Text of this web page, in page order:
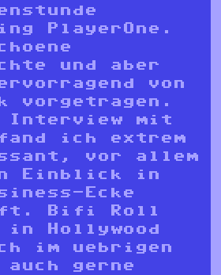
PlayerOne.
und aber
von
vorgetragen.
Interview mit
ich extrem
vor allem
Einblick in
Ecke
Bifi Roll
in Hollywood
im uebrigen
auch gerne